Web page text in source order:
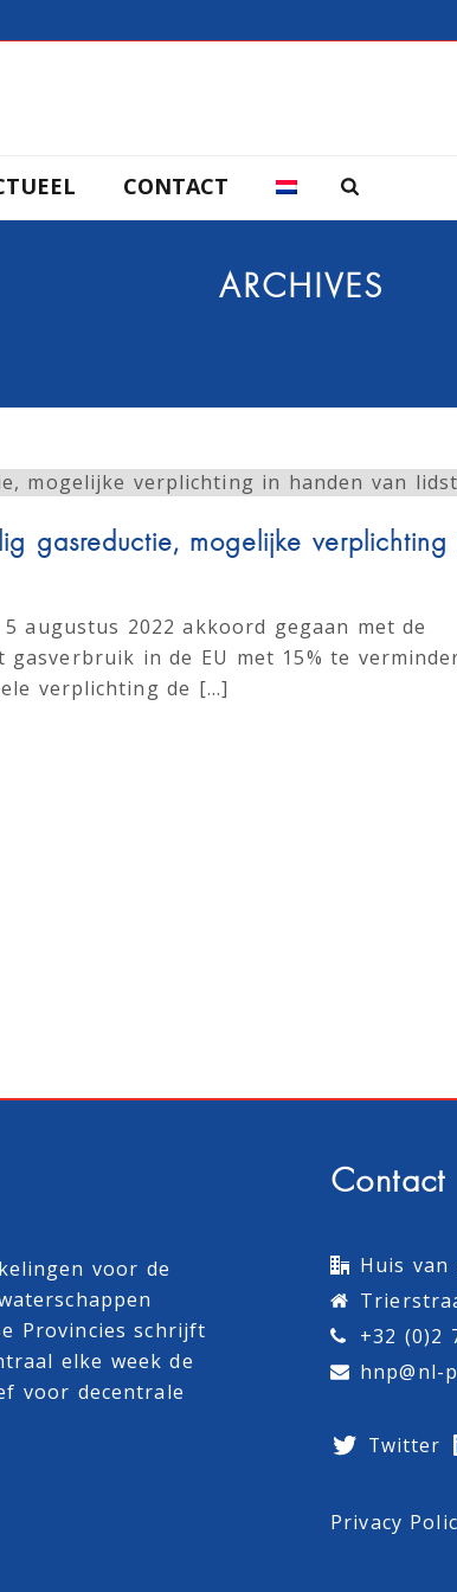
CONTACT
ARCHIVES
gasreductie, mogelijke verplichting
augustus 2022 akkoord gegaan met de
in de EU met 15% te
verplichting de [...]
voor de
Provincies schrijft
elke week de
voor decentrale
Contact
Huis van
+32 (0)2
hnp@nl-
Twitter
Privacy